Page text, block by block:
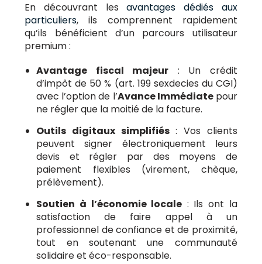
En découvrant lesavantages dédiés aux
particuliers, ils comprennent rapidement
qu’ils bénéficient d’un parcours utilisateur
premium :
Avantage fiscal majeur : Un crédit
d’impôt de 50 % (art. 199 sexdecies du CGI)
avec l’option de l’Avance Immédiatepour
ne régler que la moitié de la facture.
Outils digitaux simplifiés: Vos clients
peuvent signer électroniquement leurs
devis et régler par des moyens de
paiement flexibles (virement, chèque,
prélèvement).
Soutien à l’économie locale : Ils ont la
satisfaction de faire appel à un
professionnel de confiance et de proximité,
tout en soutenant une communauté
solidaire et éco-responsable.